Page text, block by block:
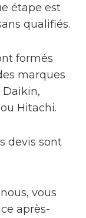
étape est
qualifiés.
formés
marques
Hitachi.
devis sont
vous
après-